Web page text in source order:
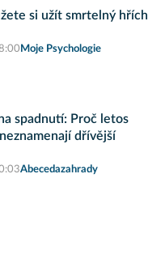
si užít smrtelný hřích
Moje Psychologie
spadnutí: Proč letos
dřívější
Abecedazahrady